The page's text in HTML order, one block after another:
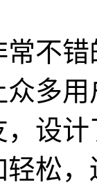
不
多
，设
松